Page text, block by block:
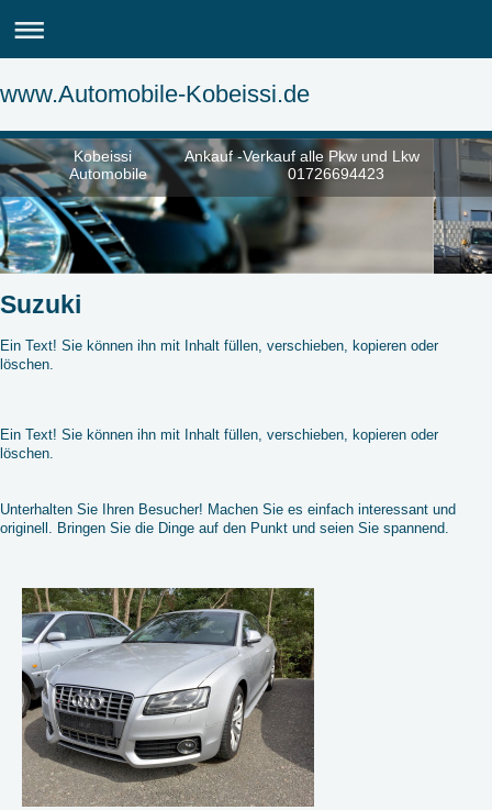
www.Automobile-Kobeissi.de
Kobeissi Ankauf -Verkauf alle Pkw und Lkw
Automobile 01726694423
Suzuki
Ein Text! Sie können ihn mit Inhalt füllen, verschieben, kopieren oder
löschen.
Ein Text! Sie können ihn mit Inhalt füllen, verschieben, kopieren oder
löschen.
Unterhalten Sie Ihren Besucher! Machen Sie es einfach interessant und
originell. Bringen Sie die Dinge auf den Punkt und seien Sie spannend.